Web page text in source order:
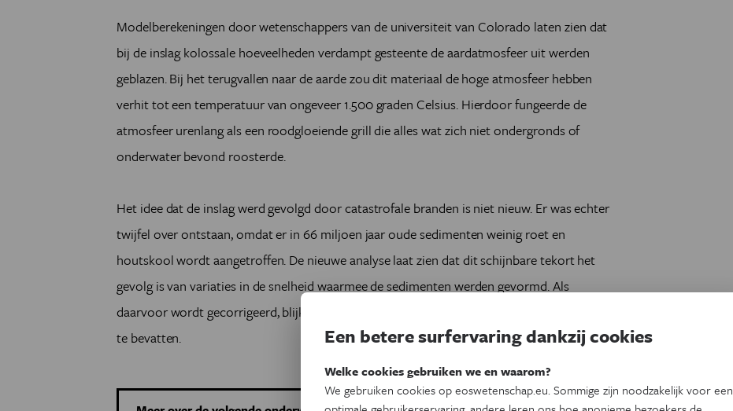
Modelberekeningen door wetenschappers van de universiteit van Colorado laten zien dat
bij de inslag kolossale hoeveelheden verdampt gesteente de aardatmosfeer uit werden
geblazen. Bij het terugvallen naar de aarde zou dit materiaal de hoge atmosfeer hebben
verhit tot een temperatuur van ongeveer 1.500 graden Celsius. Hierdoor fungeerde de
atmosfeer urenlang als een roodgloeiende grill die alles wat zich niet ondergronds of
onderwater bevond roosterde.
Het idee dat de inslag werd gevolgd door catastrofale branden is niet nieuw. Er was echter
twijfel over ontstaan, omdat er in 66 miljoen jaar oude sedimenten weinig roet en
houtskool wordt aangetroffen. De nieuwe analyse laat zien dat dit schijnbare tekort het
gevolg is van variaties in de snelheid waarmee de sedimenten werden gevormd. Als
daarvoor wordt gecorrigeerd, blijkt de betreffende laag juist een overschot aan houtskool
te bevatten.
Een betere surfervaring dankzij cookies
Welke cookies gebruiken we en waarom?
We gebruiken cookies op eoswetenschap.eu. Sommige zijn noodzakelijk voor een